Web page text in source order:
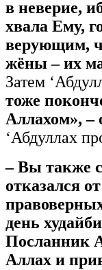
в неверие,
хвала Ему,
верующим,
жёны – их
Затем
тоже
Аллахом», –
‘Абдуллах
– Вы также
отказался
день
Посланник
Аллах и